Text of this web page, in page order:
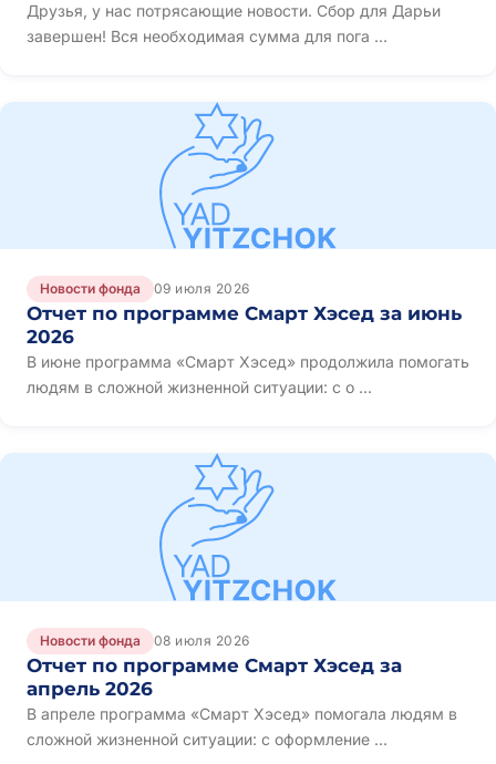
Друзья, у нас потрясающие новости. Сбор для Дарьи
завершен! Вся необходимая сумма для пога ...
Новости фонда 09 июля 2026
Отчет по программе Смарт Хэсед за июнь
2026
В июне программа «Смарт Хэсед» продолжила помогать
людям в сложной жизненной ситуации: с о ...
Новости фонда 08 июля 2026
Отчет по программе Смарт Хэсед за
апрель 2026
В апреле программа «Смарт Хэсед» помогала людям в
сложной жизненной ситуации: с оформление ...